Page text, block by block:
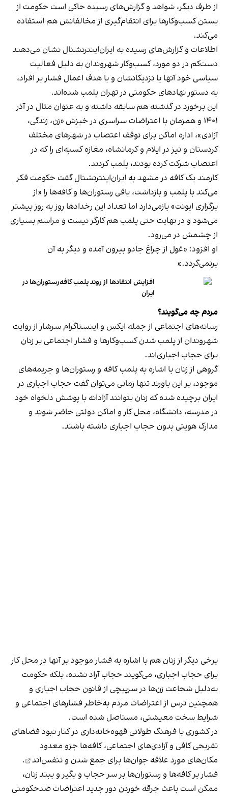
از طرف دیگر، شواهد و گزارش‌های رسیده حاکی است حکومت از
بستن کسب‌وکارها برای انتقام‌گیری از مخالفانش هم استفاده
می‌کند.
اطلاعات و گزارش‌های رسیده به ایران‌اینترنشنال نشان می‌دهند
دست‌کم در دو مورد، کسب‌وکار شهروندان به دلیل فعالیت
سیاسی خود آنها یا نزدیکانشان و با هدف اعمال فشار بر افراد،
به دستور نهادهای حکومتی در تهران پلمب شده‌اند.
این برخورد در گذشته هم سابقه داشته و به عنوان مثال در آذر
۱۴۰۱ و همزمان با اعتراضات سراسری در خیزش «زن، زندگی،
آزادی»، اداره اماکن برای توقف اعتصاب در شهرهای مختلف
کردستان و نیز در ایلام و کرمانشاه، مغازه کسبه‌ای را که در
اعتصاب شرکت کرده بودند، پلمب کردند.
کارمند یک کافه در مشهد به ایران‌اینترنشنال گفت حکومت فکر
می‌کند با پلمب و بازداشت، باقی رستوران‌ها و کافه‌ها را «از
برگزاری ایونت» بازمی‌دارد اما تعداد این رخدادها روز به روز بیشتر
می‌شود و در نهایت حتی پلمب هم کارگر نیست و مراسم بسیاری
از چشمش در می‌رود.
او افزود: «غول از چراغ جادو بیرون آمده و دیگر به آن
برنمی‎‌گردد.»
افزایش انتقادها از روند پلمب کافه‌رستوران‌ها در
ایران
مردم چه می‌گویند؟
رسانه‎‌های اجتماعی از جمله ایکس و اینستاگرام سرشار از روایت
شهروندان از پلمب شدن کسب‌وکارها و فشار اجتماعی بر زنان
برای حجاب اجباری‌اند.
گروهی از زنان با اشاره به پلمب کافه و رستوران‌ها و جریمه‌های
موجود، بر این باورند تنها زمانی می‌توان گفت حجاب اجباری در
ایران برچیده شده که زنان بتوانند آزادانه با پوشش دلخواه خود
در مدرسه، دانشگاه، محل کار و اماکن دولتی حاضر شوند و
مدارک هویتی بدون حجاب اجباری داشته باشند.
برخی دیگر از زنان هم با اشاره به فشار موجود بر آنها در محل کار
برای حجاب اجباری، می‌گویند حجاب آزاد نشده، بلکه حکومت
به‌دلیل شجاعت زن‌ها در سرپیچی از قانون حجاب اجباری و
همچنین ترس از اعتراضات مردم به‌خاطر فشارهای اجتماعی و
شرایط سخت معیشتی، مستاصل شده است.
در کشوری با فرهنگ طولانی قهوه‌‌خانه‌داری در کنار نبود فضاهای
تفریحی کافی و آزادی‌های اجتماعی، کافه‌ها جزو معدود
مکان‌های مورد علاقه جوان‌ها برای جمع شدن و تنفس‌اند
.
فشار بر کافه‌ها و رستوران‌ها بر سر حجاب و بگیر و ببند زنان،
ممکن است باعث جرقه خوردن دور جدید اعتراضات ضدحکومتی